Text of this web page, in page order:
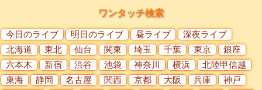
ワンタッチ検索
今日のライブ 明日のライブ 昼ライブ
深夜ライブ
北海道
東北 仙台 関東 埼玉 千葉 東京
銀座
六本木
新宿 渋谷 池袋 神奈川 横浜
北陸甲信越
東海
静岡 名古屋 関西 京都 大阪 兵庫
神戸